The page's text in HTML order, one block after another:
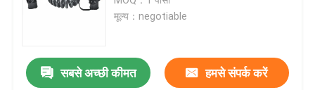
मूल्य：negotiable
सबसे अच्छी कीमत हमसे संपर्क करें